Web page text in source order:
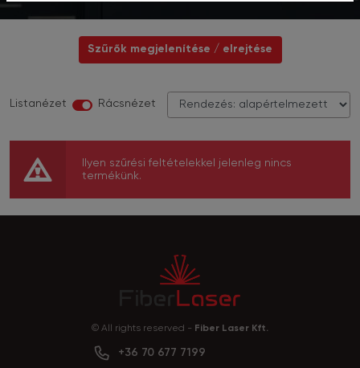
Szűrők megjelenítése / elrejtése
Listanézet Rácsnézet
Ilyen szűrési feltételekkel jelenleg nincs
termékünk.
© All rights reserved - Fiber Laser Kft.
+36 70 677 7199